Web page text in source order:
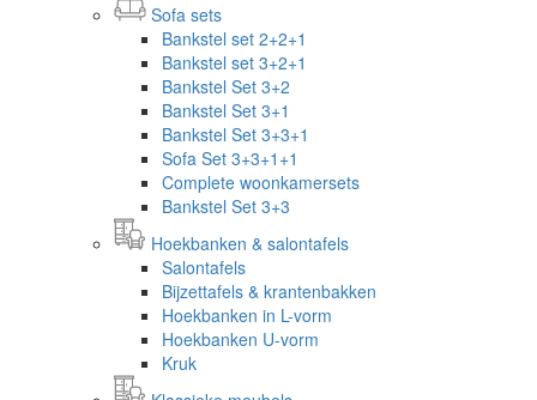
Sofa sets
Bankstel set 2+2+1
Bankstel set 3+2+1
Bankstel Set 3+2
Bankstel Set 3+1
Bankstel Set 3+3+1
Sofa Set 3+3+1+1
Complete woonkamersets
Bankstel Set 3+3
Hoekbanken & salontafels
Salontafels
Bijzettafels & krantenbakken
Hoekbanken in L-vorm
Hoekbanken U-vorm
Kruk